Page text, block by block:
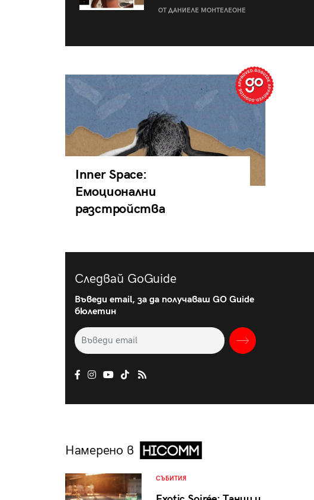
ОТ ДАНИЕЛЕ МОНТЕЛЕОНЕ
Inner Space:
Емоционални
разстройства
Следвай GoGuide
Въведи email, за да получаваш GO Guide
бюлетин
Намерено в
СЪБИТИЯ